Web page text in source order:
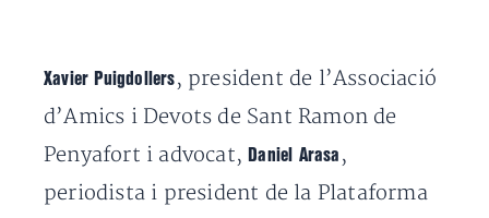
Xavier Puigdollers , president de l’Associació
d’Amics i Devots de Sant Ramon de
Penyafort i advocat,Daniel Arasa ,
periodista i president de la Plataforma